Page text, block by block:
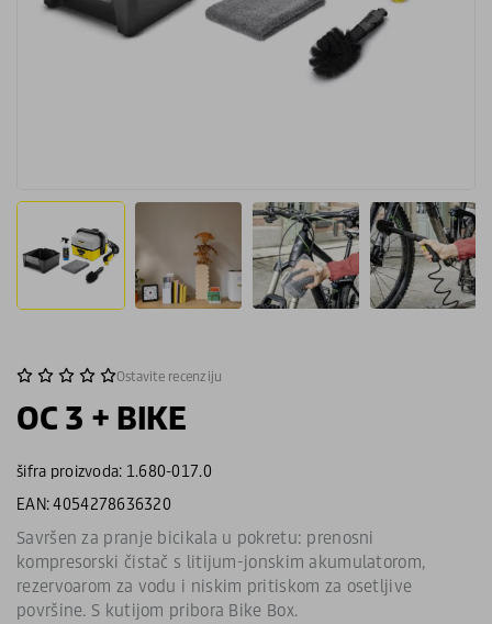
Ostavite recenziju
OC 3 + BIKE
šifra proizvoda: 1.680-017.0
EAN: 4054278636320
Savršen za pranje bicikala u pokretu: prenosni
kompresorski čistač s litijum-jonskim akumulatorom,
rezervoarom za vodu i niskim pritiskom za osetljive
površine. S kutijom pribora Bike Box.